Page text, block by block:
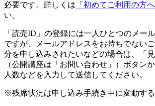
必要です。詳しくは 「初めてご利用の方へ
い。
「読売ID」の登録には一人ひとつのメー
ですが、メールアドレスをお持ちでない
分を申し込みされたいなどの場合は、「見
（公開講座は「お問い合わせ」）ボタン
人数などを入力して送信してください。
※残席状況は申し込み手続き中に変動する